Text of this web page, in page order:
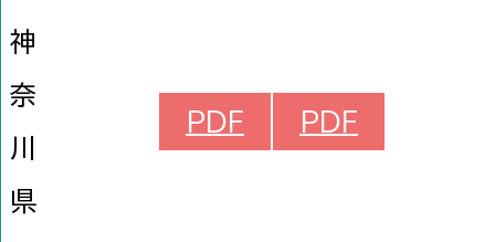
神
奈
川
県
PDF PDF